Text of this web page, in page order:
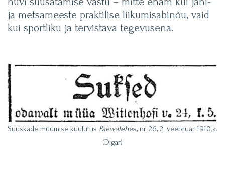
ja metsameeste praktilise liikumisabinõu, vaid
kui sportliku ja tervistava tegevusena.
Suuskade müümise kuulutus Päewalehes, nr. 26, 2. veebruar 1910.a.
(Digar)